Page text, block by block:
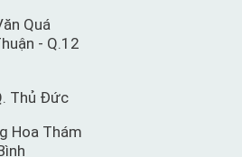
Quá
- Q.12
Thủ Đức
Hoa Thám